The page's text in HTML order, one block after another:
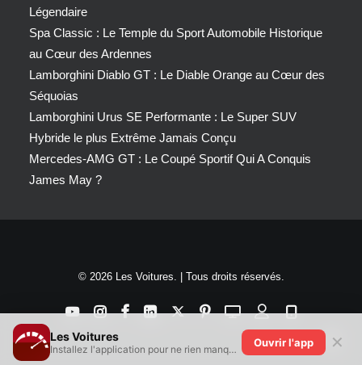
Légendaire
Spa Classic : Le Temple du Sport Automobile Historique
au Cœur des Ardennes
Lamborghini Diablo GT : Le Diable Orange au Cœur des
Séquoias
Lamborghini Urus SE Performante : Le Super SUV
Hybride le plus Extrême Jamais Conçu
Mercedes-AMG GT : Le Coupé Sportif Qui A Conquis
James May ?
© 2026 Les Voitures. | Tous droits réservés.
Les Voitures
Installez l'application pour ne rien manquer !
Ouvrir l'app ✕